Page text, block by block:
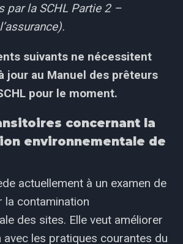
par la SCHL Partie 2 –
suivants ne nécessitent
jour au Manuel des prêteurs
pour le moment.
concernant la
environnementale de
actuellement à un examen de
la contamination
des sites. Elle veut améliorer
avec les pratiques courantes du